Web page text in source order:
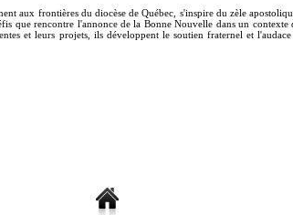
aux frontières du diocèse de Québec, s'inspire du zèle
que rencontre l'annonce de la Bonne Nouvelle dans un
et leurs projets, ils développent le soutien fraternel et